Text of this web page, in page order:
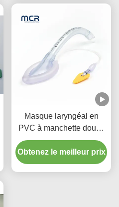
Masque laryngéal en
PVC à manchette douce
avec code de couleur
Obtenez le meilleur prix